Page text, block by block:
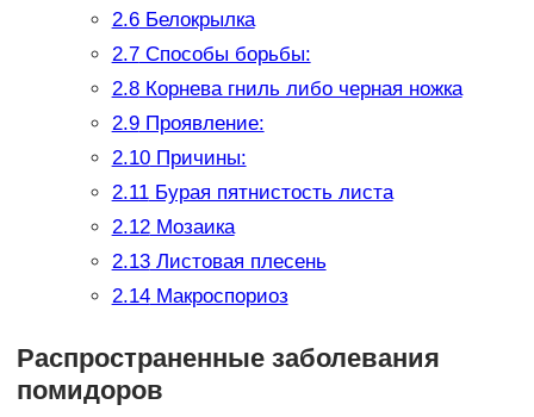
2.6Белокрылка
2.7Способы борьбы:
2.8Корнева гниль либо черная ножка
2.9Проявление:
2.10Причины:
2.11Бурая пятнистость листа
2.12Мозаика
2.13Листовая плесень
2.14Макроспориоз
Распространенные заболевания
помидоров